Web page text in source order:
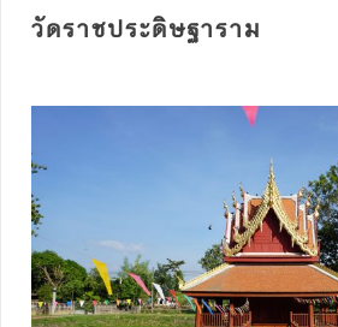
วัดราชประดิษฐาราม